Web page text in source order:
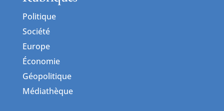
Politique
Société
Europe
Économie
Géopolitique
Médiathèque